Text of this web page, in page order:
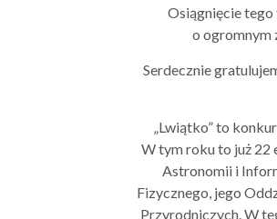
Osiągnięcie tego
o ogromnym
Serdecznie
„Lwiątko” to
W tym roku to już 22
Astronomii i
Fizycznego, jego
Przyrodniczych. W